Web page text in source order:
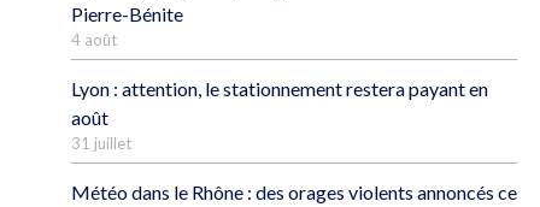
Pierre-Bénite
4 août
Lyon : attention, le stationnement restera payant en
août
31 juillet
Météo dans le Rhône : des orages violents annoncés ce